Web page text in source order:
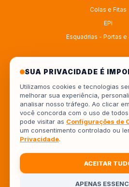
Colas e Fitas
EPI
Esquadrias - Portas e
Av. Europa, 962 - Jardim Piza,
SUA PRIVACIDADE É
Utilizamos cookies e tecnologias
melhorar sua experiência,
analisar nosso tráfego. Ao clicar em
você concorda com o uso de
pode visitar as Configurações de
um consentimento controlado ou
Privacidade.
ACEITAR
APENAS